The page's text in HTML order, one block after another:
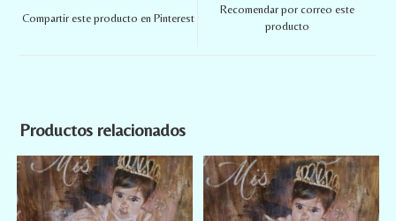
Compartir este producto en Pinterest
Recomendar por correo este
producto
Productos relacionados